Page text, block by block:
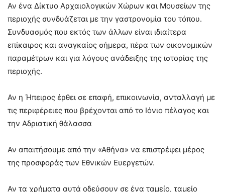
Αν ένα Δίκτυο Αρχαιολογικών Χώρων και Μουσείων της
περιοχής συνδυάζεται με την γαστρονομία του τόπου.
Συνδυασμός που εκτός των άλλων είναι ιδιαίτερα
επίκαιρος και αναγκαίος σήμερα, πέρα των οικονομικών
παραμέτρων και για λόγους ανάδειξης της ιστορίας της
περιοχής.
Αν η Ήπειρος έρθει σε επαφή, επικοινωνία, ανταλλαγή με
τις περιφέρειες που βρέχονται από το Ιόνιο πέλαγος και
την Αδριατική θάλασσα
Αν απαιτήσουμε από την «Αθήνα» να επιστρέψει μέρος
της προσφοράς των Εθνικών Ευεργετών.
Αν τα χρήματα αυτά οδεύσουν σε ένα ταμείο, ταμείο